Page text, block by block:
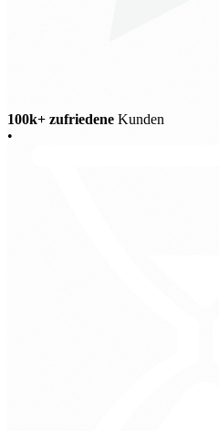
100k+ zufriedene Kunden
•